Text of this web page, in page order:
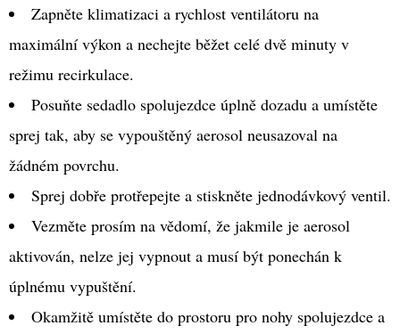
Zapněte klimatizaci a rychlost ventilátoru na
maximální výkon a nechejte běžet celé dvě minuty v
režimu recirkulace.
Posuňte sedadlo spolujezdce úplně dozadu a umístěte
sprej tak, aby se vypouštěný aerosol neusazoval na
žádném povrchu.
Sprej dobře protřepejte a stiskněte jednodávkový ventil.
Vezměte prosím na vědomí, že jakmile je aerosol
aktivován, nelze jej vypnout a musí být ponechán k
úplnému vypuštění.
Okamžitě umístěte do prostoru pro nohy spolujezdce a